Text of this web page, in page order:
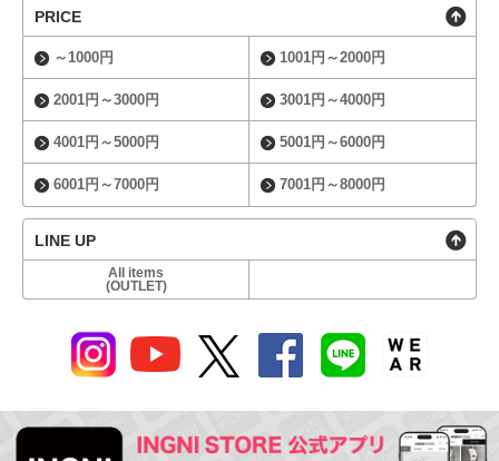
PRICE
～1000円 1001円～2000円
2001円～3000円 3001円～4000円
4001円～5000円 5001円～6000円
6001円～7000円 7001円～8000円
LINE UP
All items
(OUTLET)